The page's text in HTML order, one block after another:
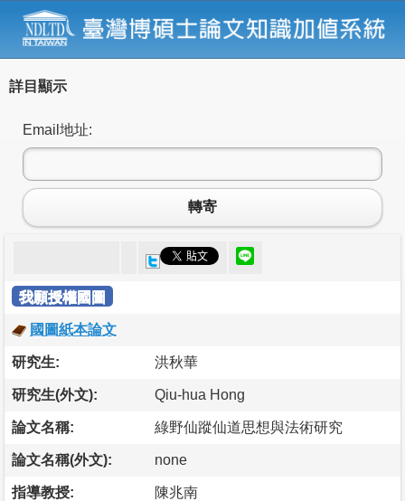
詳目顯示
Email地址:
轉寄
我願授權國圖
國圖紙本論文
研究生: 洪秋華
研究生(外文): Qiu-hua Hong
論文名稱: 綠野仙蹤仙道思想與法術研究
論文名稱(外文): none
指導教授: 陳兆南